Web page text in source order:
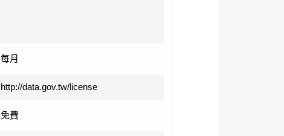
每月
http://data.gov.tw/license
免費